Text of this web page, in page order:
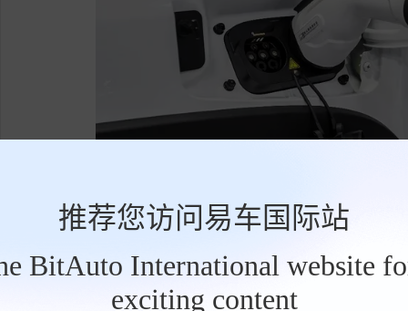
推荐您访问易车国际站
BitAuto International website
exciting content
新车全系标配30kW外放电功能，并支持